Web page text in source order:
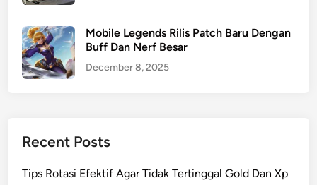
Mobile Legends Rilis Patch Baru Dengan
Buff Dan Nerf Besar
December 8, 2025
Recent Posts
Tips Rotasi Efektif Agar Tidak Tertinggal Gold Dan Xp